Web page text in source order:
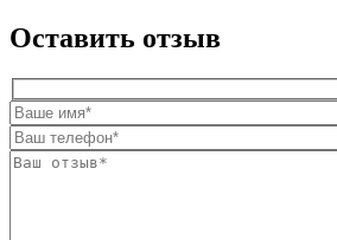
Оставить отзыв